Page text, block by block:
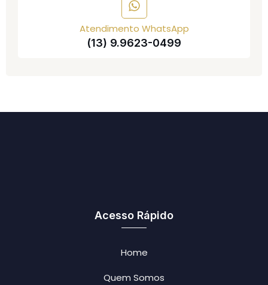
Atendimento WhatsApp
(13) 9.9623-0499
Acesso Rápido
Home
Quem Somos